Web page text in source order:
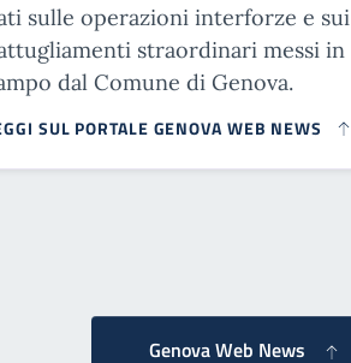
sulle operazioni interforze e sui
straordinari messi in
dal Comune di Genova.
SUL PORTALE GENOVA WEB NEWS
Genova Web News